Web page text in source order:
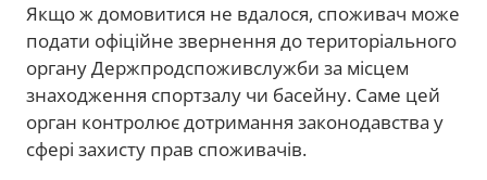
Якщо ж домовитися не вдалося, споживач може
подати офіційне звернення до територіального
органу Держпродспоживслужби за місцем
знаходження спортзалу чи басейну. Саме цей
орган контролює дотримання законодавства у
сфері захисту прав споживачів.